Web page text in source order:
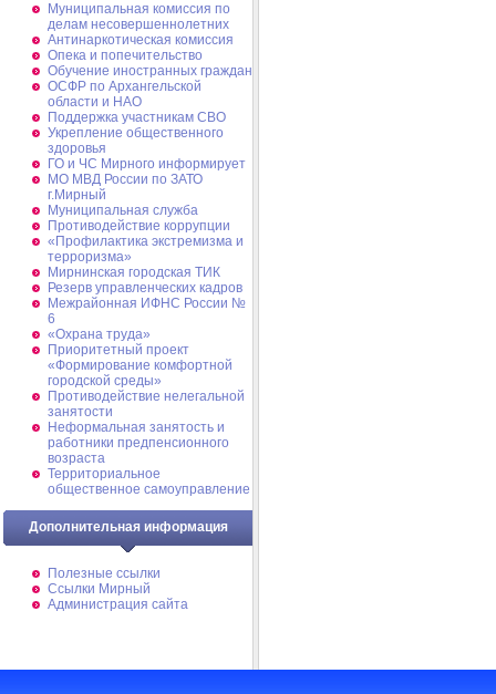
Муниципальная комиссия по
делам несовершеннолетних
Антинаркотическая комиссия
Опека и попечительство
Обучение иностранных граждан
ОСФР по Архангельской
области и НАО
Поддержка участникам СВО
Укрепление общественного
здоровья
ГО и ЧС Мирного информирует
МО МВД России по ЗАТО
г.Мирный
Муниципальная cлужба
Противодействие коррупции
«Профилактика экстремизма и
терроризма»
Мирнинская городская ТИК
Резерв управленческих кадров
Межрайонная ИФНС России №
6
«Охрана труда»
Приоритетный проект
«Формирование комфортной
городской среды»
Противодействие нелегальной
занятости
Неформальная занятость и
работники предпенсионного
возраста
Территориальное
общественное самоуправление
Дополнительная информация
Полезные ссылки
Ссылки Мирный
Администрация сайта